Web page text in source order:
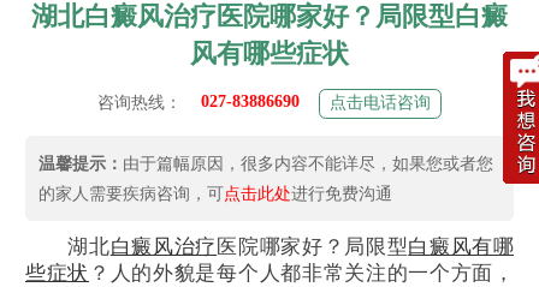
湖北白癜风治疗医院哪家好？局限型白癜
风有哪些症状
咨询热线： 027-83886690 点击电话咨询
温馨提示： 由于篇幅原因，很多内容不能详尽，如果您或者您
的家人需要疾病咨询，可点击此处进行免费沟通
湖北白癜风治疗 医院哪家好？局限型白癜风有哪
些症状 ？人的外貌是每个人都非常关注的一个方面，